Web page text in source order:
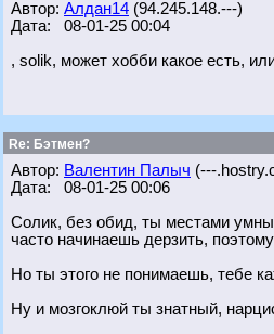
Автор: Алдан14 (94.245.148.---)
Дата: 08-01-25 00:04
, solik, может хобби какое есть,
Re: Бэтмен?
Автор: Валентин Палыч (---
Дата: 08-01-25 00:06
Солик, без обид, ты местами
часто начинаешь дерзить,
Но ты этого не понимаешь, тебе
Ну и мозгоклюй ты знатный,